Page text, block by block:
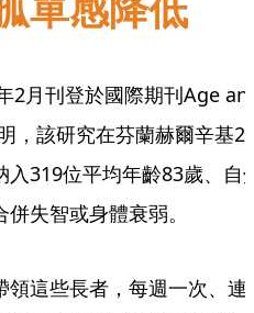
2月刊登於國際期刊Age
，該研究在芬蘭赫爾辛基
入319位平均年齡83歲、自
失智或身體衰弱。
領這些長者，每週一次、連